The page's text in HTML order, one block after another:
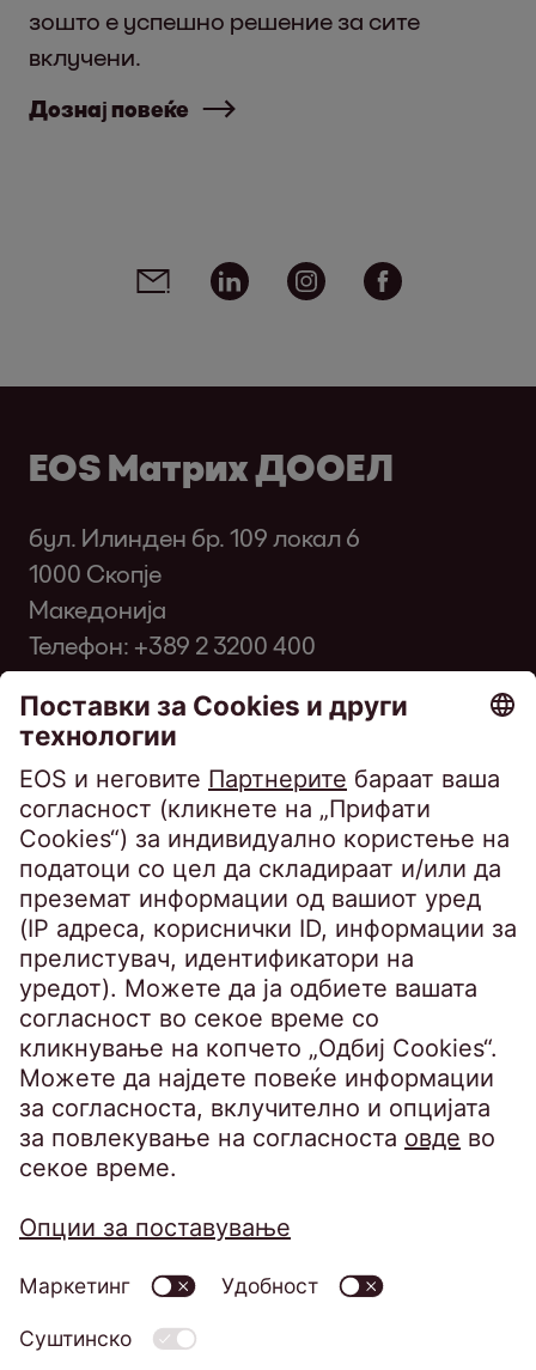
зошто е успешно решение за сите
вклучени.
Дознај повеќе
Social media links - share article
Email Linkedin Instagram
EOS Матрих ДООЕЛ
бул. Илинден бр. 109 локал 6
1000 Скопје
Македонија
Телефон: +389 2 3200 400
Факс: +389 2 3200 334
infomk@eos-matrix.mk
ЧПП за клиенти
SpeakUP - Канал на укажувачи
Политика за приватност
Барање за исполнување на правата на
субјектот
Политика за информациска безбедност
Изјава за приватност на вршење видео